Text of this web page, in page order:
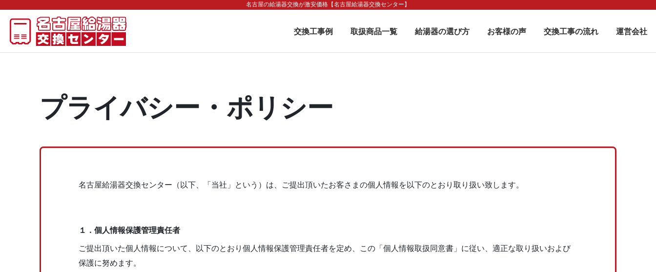
名古屋の給湯器交換が激安価格【名古屋給湯器交換センター】
交換工事例 取扱商品一覧 給湯器の選び方 お客様の声 交換工事の流れ 運営会社
プライバシー・ポリシー
名古屋給湯器交換センター（以下、「当社」という）は、ご提出頂いたお客さまの個⼈情報を以下のとおり取り扱い致します。
１．個⼈情報保護管理責任者
ご提出頂いた個⼈情報について、以下のとおり個⼈情報保護管理責任者を定め、この「個⼈情報取扱同意書」に従い、適正な取り扱いおよび
保護に努めます。